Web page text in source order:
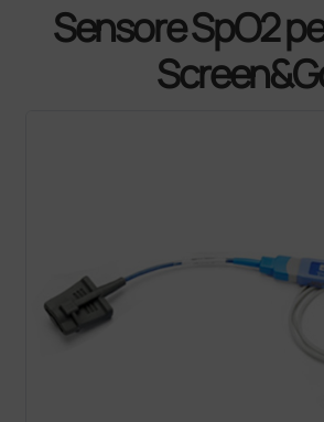
Sensore SpO2